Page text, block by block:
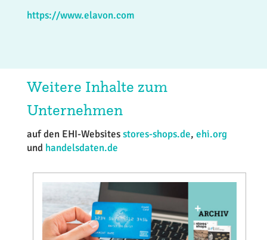
https://www.elavon.com
Weitere Inhalte zum
Unternehmen
auf den EHI-Websitesstores-shops.de, ehi.org
und handelsdaten.de